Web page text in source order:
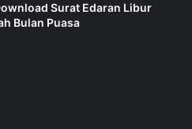
Surat Edaran Libur
Bulan Puasa